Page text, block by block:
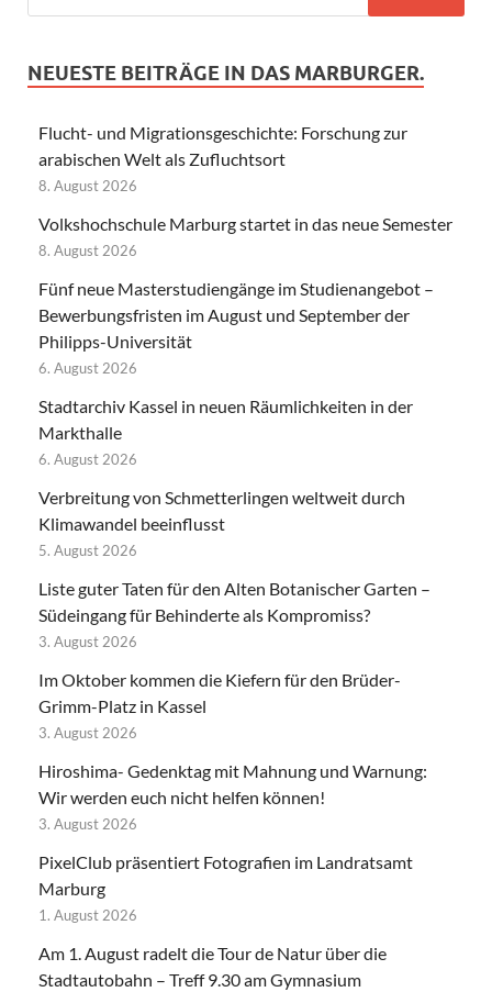
NEUESTE BEITRÄGE IN DAS MARBURGER.
Flucht- und Migrationsgeschichte: Forschung zur
arabischen Welt als Zufluchtsort
8. August 2026
Volkshochschule Marburg startet in das neue Semester
8. August 2026
Fünf neue Masterstudiengänge im Studienangebot –
Bewerbungsfristen im August und September der
Philipps-Universität
6. August 2026
Stadtarchiv Kassel in neuen Räumlichkeiten in der
Markthalle
6. August 2026
Verbreitung von Schmetterlingen weltweit durch
Klimawandel beeinflusst
5. August 2026
Liste guter Taten für den Alten Botanischer Garten –
Südeingang für Behinderte als Kompromiss?
3. August 2026
Im Oktober kommen die Kiefern für den Brüder-
Grimm-Platz in Kassel
3. August 2026
Hiroshima- Gedenktag mit Mahnung und Warnung:
Wir werden euch nicht helfen können!
3. August 2026
PixelClub präsentiert Fotografien im Landratsamt
Marburg
1. August 2026
Am 1. August radelt die Tour de Natur über die
Stadtautobahn – Treff 9.30 am Gymnasium